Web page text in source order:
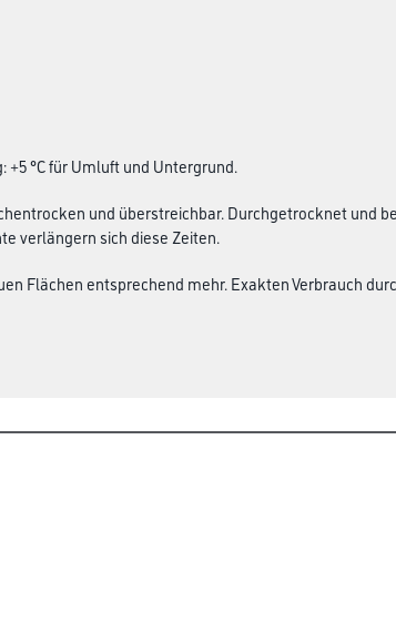
°C für Umluft und Untergrund.
und überstreichbar. Durchgetrocknet und
verlängern sich diese Zeiten.
Flächen entsprechend mehr. Exakten Verbrauch